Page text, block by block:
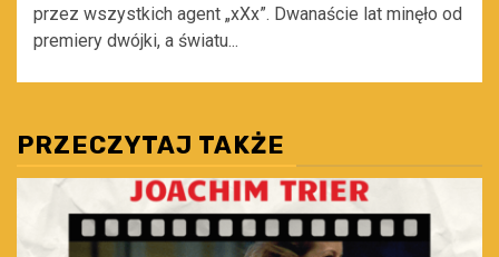
przez wszystkich agent „xXx”. Dwanaście lat minęło od
premiery dwójki, a światu...
PRZECZYTAJ TAKŻE